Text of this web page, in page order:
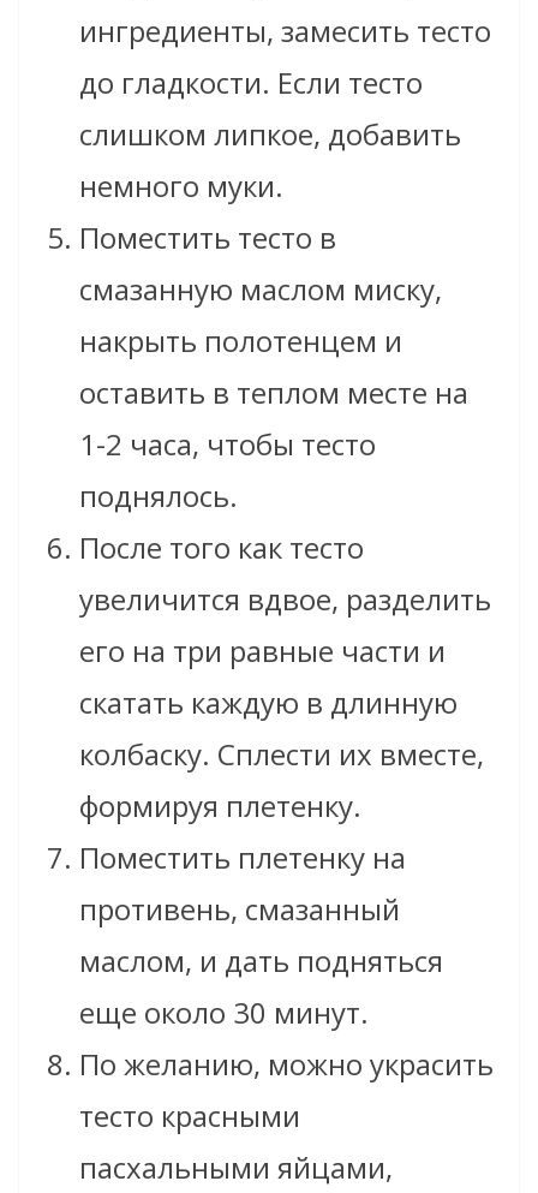
ингредиенты, замесить тесто
до гладкости. Если тесто
слишком липкое, добавить
немного муки.
Поместить тесто в
смазанную маслом миску,
накрыть полотенцем и
оставить в теплом месте на
1-2 часа, чтобы тесто
поднялось.
После того как тесто
увеличится вдвое, разделить
его на три равные части и
скатать каждую в длинную
колбаску. Сплести их вместе,
формируя плетенку.
Поместить плетенку на
противень, смазанный
маслом, и дать подняться
еще около 30 минут.
По желанию, можно украсить
тесто красными
пасхальными яйцами,